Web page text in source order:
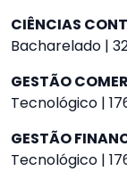
CIÊNCIAS
Bacharelado |
GESTÃO
Tecnológico |
GESTÃO
Tecnológico |